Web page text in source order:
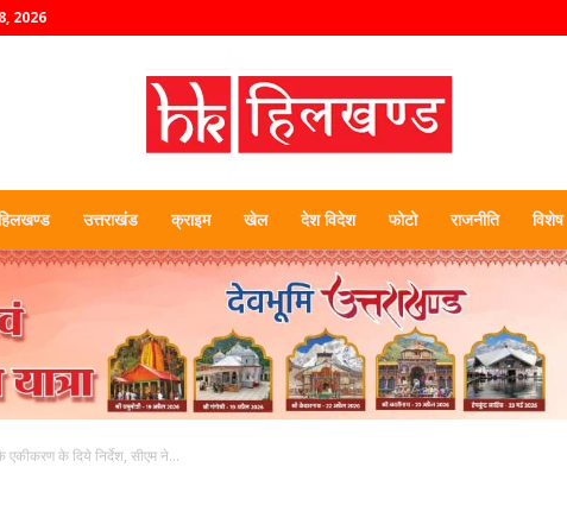
2026
हिलखण्ड
उत्तराखंड क्राइम खेल देश विदेश फोटो राजनीति विशेष
एकीकरण के दिये निर्देश, सीएम ने...